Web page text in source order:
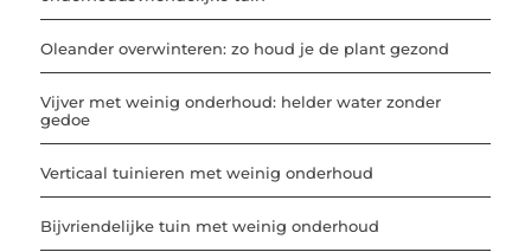
Oleander overwinteren: zo houd je de plant gezond
Vijver met weinig onderhoud: helder water zonder
gedoe
Verticaal tuinieren met weinig onderhoud
Bijvriendelijke tuin met weinig onderhoud